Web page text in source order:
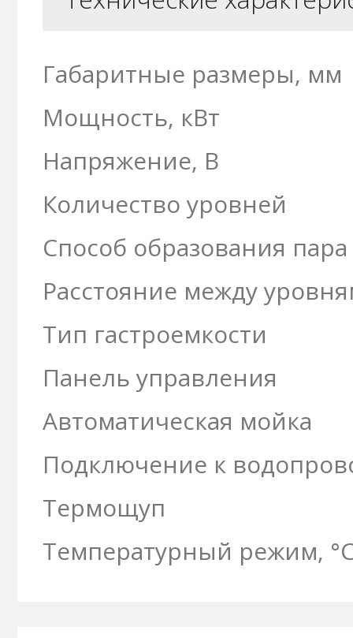
Габаритные размеры, мм
Мощность, кВт
Напряжение, В
Количество уровней
Способ образования пара
Расстояние между
Тип гастроемкости
Панель управления
Автоматическая мойка
Подключение к
Термощуп
Температурный режим,